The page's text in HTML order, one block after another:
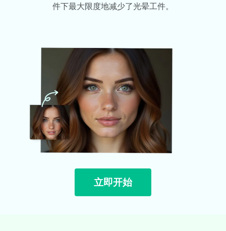
件下最大限度地减少了光晕工件。
立即开始